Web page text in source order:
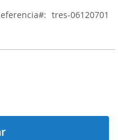
tres-06120701